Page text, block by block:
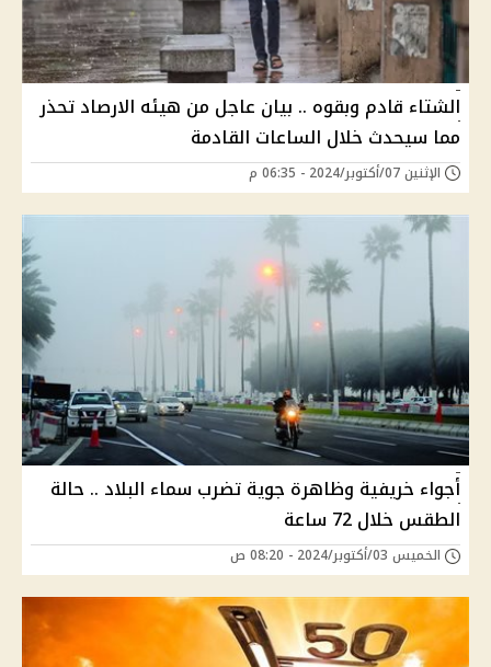
الشتاء قادم وبقوه .. بيان عاجل من هيئه الارصاد تحذر
مما سيحدث خلال الساعات القادمة
الإثنين 07/أكتوبر/2024 - 06:35 م
أجواء خريفية وظاهرة جوية تضرب سماء البلاد .. حالة
الطقس خلال 72 ساعة
الخميس 03/أكتوبر/2024 - 08:20 ص